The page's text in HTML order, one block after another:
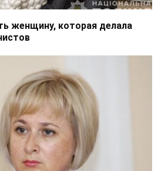
женщину, которая делала